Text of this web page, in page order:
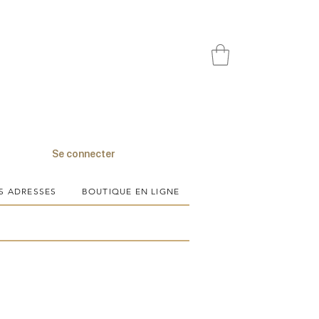
Se connecter
ADRESSES BOUTIQUE EN LIGNE